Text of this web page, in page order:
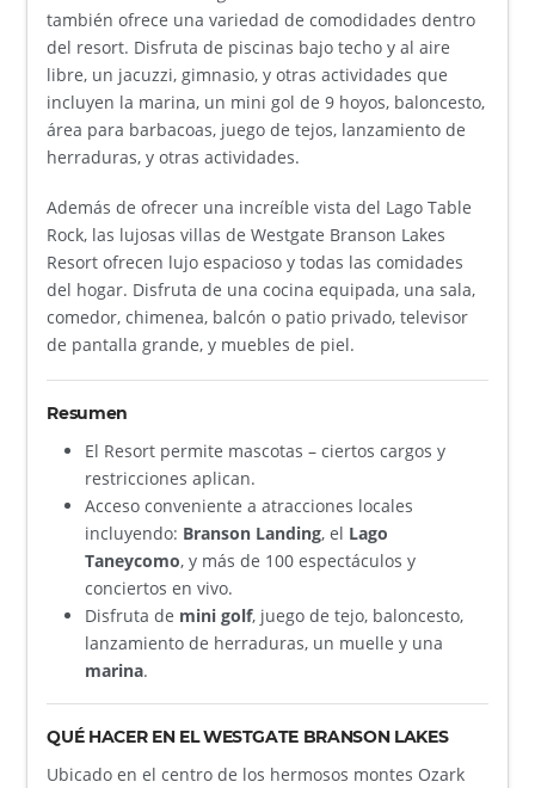
también ofrece una variedad de comodidades dentro
del resort. Disfruta de piscinas bajo techo y al aire
libre, un jacuzzi, gimnasio, y otras actividades que
incluyen la marina, un mini gol de 9 hoyos, baloncesto,
área para barbacoas, juego de tejos, lanzamiento de
herraduras, y otras actividades.
Además de ofrecer una increíble vista del Lago Table
Rock, las lujosas villas de Westgate Branson Lakes
Resort ofrecen lujo espacioso y todas las comidades
del hogar. Disfruta de una cocina equipada, una sala,
comedor, chimenea, balcón o patio privado, televisor
de pantalla grande, y muebles de piel.
Resumen
El Resort permite mascotas – ciertos cargos y
restricciones aplican.
Acceso conveniente a atracciones locales
incluyendo: Branson Landing, el Lago
Taneycomo, y más de 100 espectáculos y
conciertos en vivo.
Disfruta de mini golf, juego de tejo, baloncesto,
lanzamiento de herraduras, un muelle y una
marina.
QUÉ HACER EN EL WESTGATE BRANSON LAKES
Ubicado en el centro de los hermosos montes Ozark